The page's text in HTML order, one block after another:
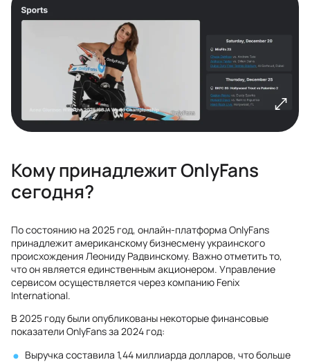
Кому принадлежит OnlyFans
сегодня?
По состоянию на 2025 год, онлайн-платформа OnlyFans
принадлежит американскому бизнесмену украинского
происхождения Леониду Радвинскому. Важно отметить то,
что он является единственным акционером. Управление
сервисом осуществляется через компанию Fenix
International.
В 2025 году были опубликованы некоторые финансовые
показатели OnlyFans за 2024 год:
Выручка составила 1,44 миллиарда долларов, что больше